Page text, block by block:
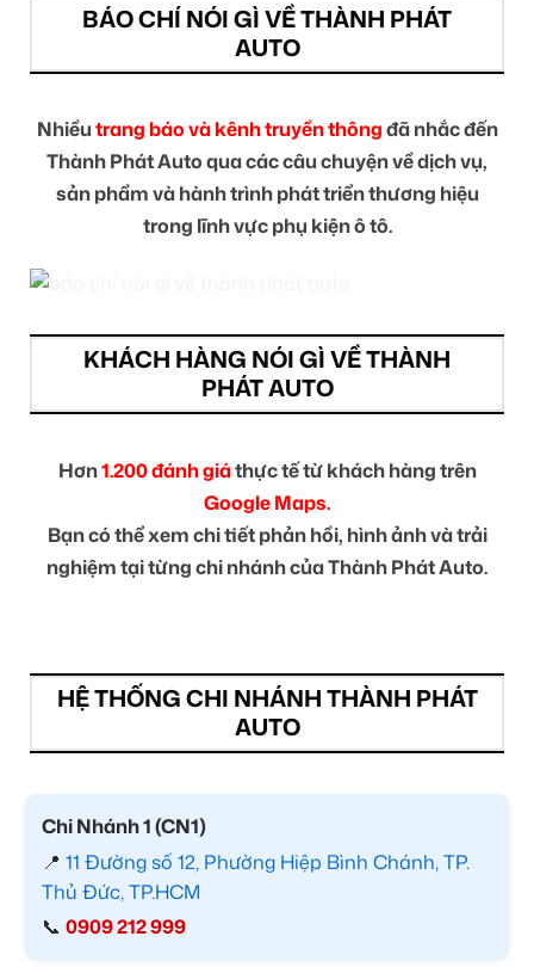
BÁO CHÍ NÓI GÌ VỀ THÀNH PHÁT
AUTO
Nhiềutrang báo và kênh truyền thôngđã nhắc đến
Thành Phát Auto qua các câu chuyện về dịch vụ,
sản phẩm và hành trình phát triển thương hiệu
trong lĩnh vực phụ kiện ô tô.
KHÁCH HÀNG NÓI GÌ VỀ THÀNH
PHÁT AUTO
Hơn1.200 đánh giáthực tế từ khách hàng trên
Google Maps.
Bạn có thể xem chi tiết phản hồi, hình ảnh và trải
nghiệm tại từng chi nhánh của Thành Phát Auto.
HỆ THỐNG CHI NHÁNH THÀNH PHÁT
AUTO
Chi Nhánh 1 (CN1)
📍 11 Đường số 12, Phường Hiệp Bình Chánh, TP.
Thủ Đức, TP.HCM
📞 0909 212 999